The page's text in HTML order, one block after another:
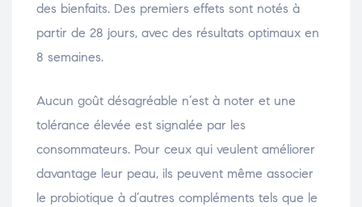
des bienfaits. Des premiers effets sont notés à
partir de 28 jours, avec des résultats optimaux en
8 semaines.
Aucun goût désagréable n’est à noter et une
tolérance élevée est signalée par les
consommateurs. Pour ceux qui veulent améliorer
davantage leur peau, ils peuvent même associer
le probiotique à d’autres compléments tels que le